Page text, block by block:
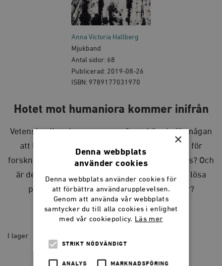
Anna Victoria Hallberg
Mjukband
Antal sidor: 68
Publicerad: 2019-08-26
ISBN: 9789177031970
Hotet mot humaniora kommer inifrån
Vetenskaplig relevans anses ofta avhängig förmågan
att leverera handfasta fakta. Vad innebär det för
forskningsfält som inte ens sysslar med evidens? Och
är det av godo att humanister tävlar om att få lösa
politiskt formulerade samhällsutmaningar?
40kr
I lager
mot
LÄGG I VARUKORG
×
Denna webbplats
använder cookies
Denna webbplats använder cookies för
att förbättra användarupplevelsen.
Genom att använda vår webbplats
samtycker du till alla cookies i enlighet
med vår cookiepolicy. Läs mer
STRIKT NÖDVÄNDIGT
ANALYS MARKNADSFÖRING